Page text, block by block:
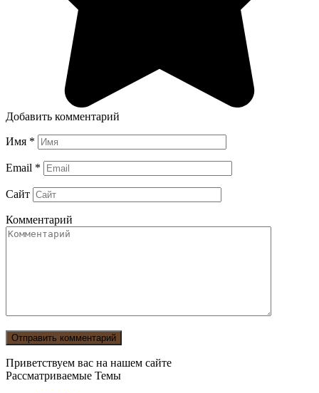
Добавить комментарий
Имя *
Email *
Сайт
Комментарий
Приветствуем вас на нашем сайте
Рассматриваемые Темы